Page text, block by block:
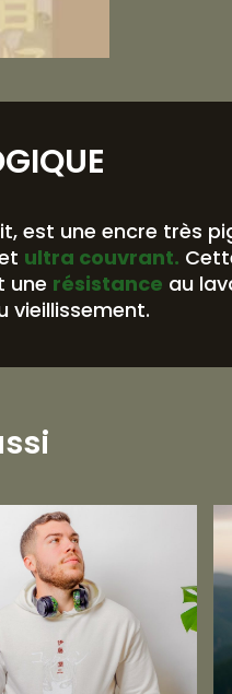
est une encre très
ultra couvrant.
une résistance au
vieillissement.